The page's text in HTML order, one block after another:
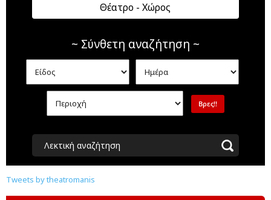
Θέατρο - Χώρος
~ Σύνθετη αναζήτηση ~
Λεκτική αναζήτηση
Tweets by theatromanis